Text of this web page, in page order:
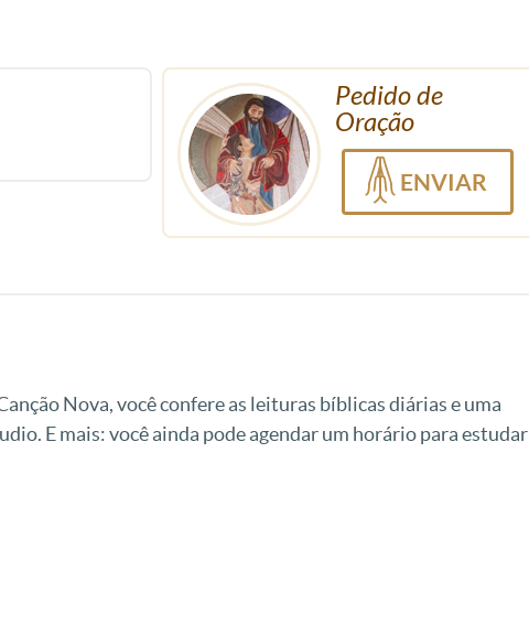
Pedido de
Oração
ENVIAR
Nova, você confere as leituras bíblicas diárias e uma
E mais: você ainda pode agendar um horário para estudar